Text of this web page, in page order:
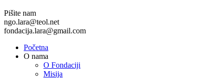
Pišite nam
ngo.lara@teol.net
fondacija.lara@gmail.com
Početna
O nama
O Fondaciji
Misija